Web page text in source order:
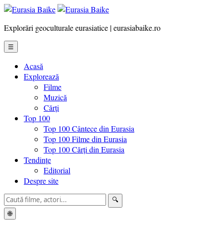
Explorări geoculturale eurasiatice | eurasiabaike.ro
☰
Acasă
Explorează
Filme
Muzică
Cărți
Top 100
Top 100 Cântece din Eurasia
Top 100 Filme din Eurasia
Top 100 Cărți din Eurasia
Tendințe
Editorial
Despre site
🔍
🌐